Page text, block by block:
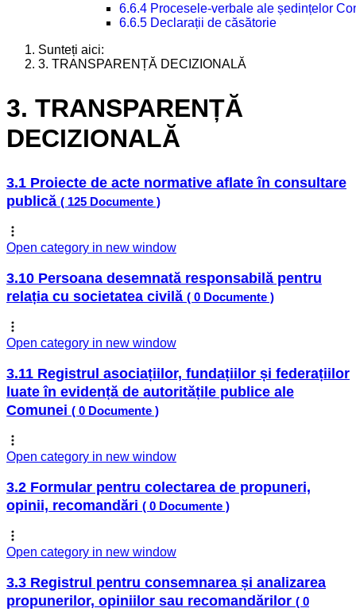
6.6.4 Procesele-verbale ale ședințelor
6.6.5 Declarații de căsătorie
Sunteți aici:
3. TRANSPARENȚĂ DECIZIONALĂ
3. TRANSPARENȚĂ
DECIZIONALĂ
3.1 Proiecte de acte normative aflate în consultare
publică ( 125 Documente )
Open category in new window
3.10 Persoana desemnată responsabilă pentru
relația cu societatea civilă ( 0 Documente )
Open category in new window
3.11 Registrul asociațiilor, fundațiilor și federațiilor
luate în evidență de autoritățile publice ale
Comunei ( 0 Documente )
Open category in new window
3.2 Formular pentru colectarea de propuneri,
opinii, recomandări ( 0 Documente )
Open category in new window
3.3 Registrul pentru consemnarea și analizarea
propunerilor, opiniilor sau recomandărilor ( 0